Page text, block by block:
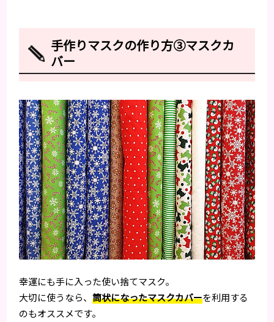
手作りマスクの作り方③マスクカ
バー
幸運にも手に入った使い捨てマスク。
大切に使うなら、筒状になったマスクカバーを利用する
のもオススメです。